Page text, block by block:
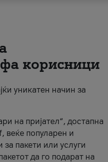
корисници
уникатен начин за
на пријател“, достапна
веќе популарен и
пакети или услуги
да го подарат на